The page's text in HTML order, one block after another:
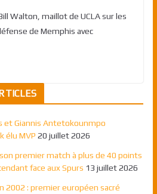
Walton, maillot de UCLA sur les
de Memphis avec
et Giannis Antetokounmpo
élu MVP 20 juillet 2026
premier match à plus de 40 points
face aux Spurs 13 juillet 2026
2002 : premier européen sacré